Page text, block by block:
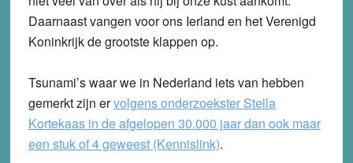
Daarnaast vangen voor ons Ierland en het Verenigd
Koninkrijk de grootste klappen op.
Tsunami’s waar we in Nederland iets van hebben
gemerkt zijn ervolgens onderzoekster Stella
Kortekaas in de afgelopen 30.000 jaar dan ook maar
een stuk of 4 geweest (Kennislink).